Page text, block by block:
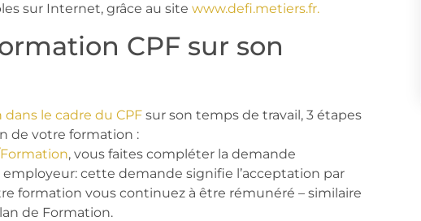
sur Internet, grâce au site www.defi.metiers.fr.
CPF sur son
le cadre du CPF sur son temps de travail, 3 étapes
de votre formation :
, vous faites compléter la demande
employeur: cette demande signifie l’acceptation par
formation vous continuez à être rémunéré – similaire
de Formation.